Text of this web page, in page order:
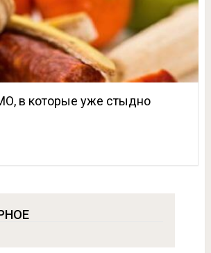
в которые уже стыдно